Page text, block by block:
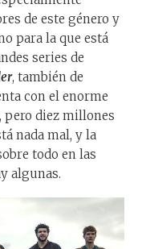
de este género y
para la que está
series de
, también de
con el enorme
, pero diez millones
nada mal, y la
todo en las
algunas.